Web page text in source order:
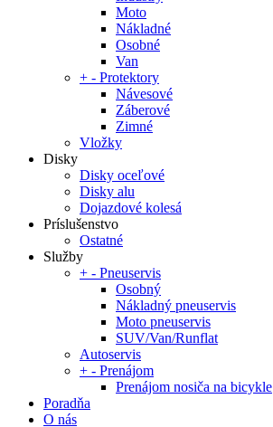
Moto
Nákladné
Osobné
Van
+ - Protektory
Návesové
Záberové
Zimné
Vložky
Disky
Disky oceľové
Disky alu
Dojazdové kolesá
Príslušenstvo
Ostatné
Služby
+ - Pneuservis
Osobný
Nákladný pneuservis
Moto pneuservis
SUV/Van/Runflat
Autoservis
+ - Prenájom
Prenájom nosiča na bicykle
Poradňa
O nás